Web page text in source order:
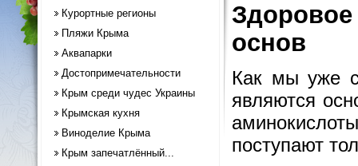
Курортные регионы
Пляжи Крыма
Аквапарки
Достопримечательности
Крым среди чудес Украины
Крымская кухня
Виноделие Крыма
Крым запечатлённый...
основ
Как мы уже с
являются
поступают